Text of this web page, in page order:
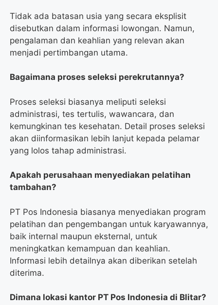
Tidak ada batasan usia yang secara eksplisit
disebutkan dalam informasi lowongan. Namun,
pengalaman dan keahlian yang relevan akan
menjadi pertimbangan utama.
Bagaimana proses seleksi perekrutannya?
Proses seleksi biasanya meliputi seleksi
administrasi, tes tertulis, wawancara, dan
kemungkinan tes kesehatan. Detail proses seleksi
akan diinformasikan lebih lanjut kepada pelamar
yang lolos tahap administrasi.
Apakah perusahaan menyediakan pelatihan
tambahan?
PT Pos Indonesia biasanya menyediakan program
pelatihan dan pengembangan untuk karyawannya,
baik internal maupun eksternal, untuk
meningkatkan kemampuan dan keahlian.
Informasi lebih detailnya akan diberikan setelah
diterima.
Dimana lokasi kantor PT Pos Indonesia di Blitar?